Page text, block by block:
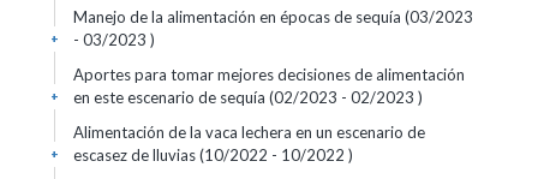
Manejo de la alimentación en épocas de sequía (03/2023
- 03/2023 )
+
Aportes para tomar mejores decisiones de alimentación
en este escenario de sequía (02/2023 - 02/2023 )
+
Alimentación de la vaca lechera en un escenario de
escasez de lluvias (10/2022 - 10/2022 )
+